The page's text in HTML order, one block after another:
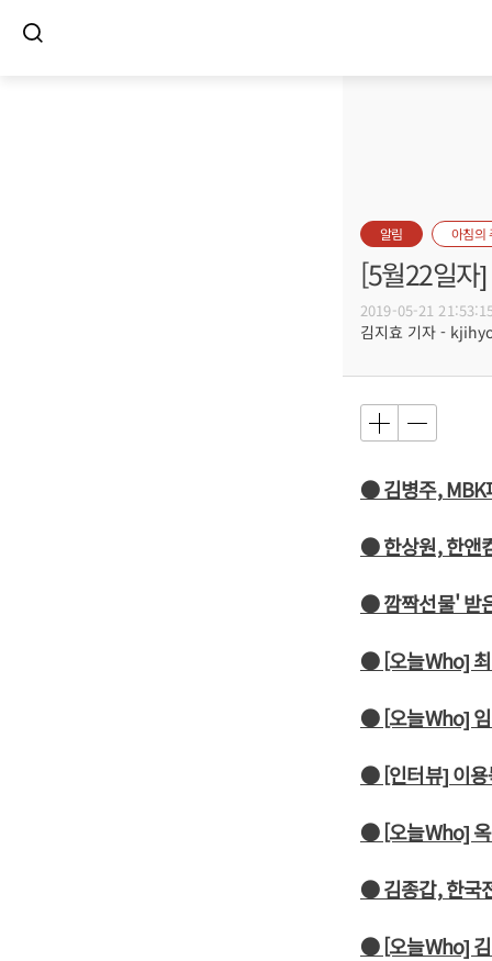
알림 아침의
[5월22일자
2019-05-21
김지효 기자 -
● 김병주, MBK
● 한상원, 한앤
● 깜짝선물' 받
● [오늘Who] 최
● [오늘Who] 임
● [인터뷰] 이용
● [오늘Who] 옥
● 김종갑, 한국
● [오늘Who] 김